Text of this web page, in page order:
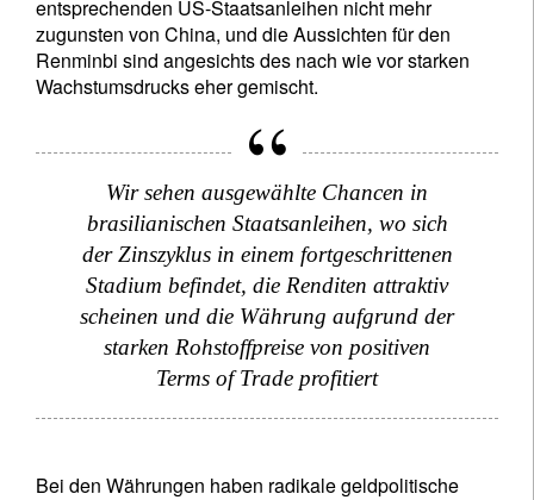
entsprechenden US-Staatsanleihen nicht mehr
zugunsten von China, und die Aussichten für den
Renminbi sind angesichts des nach wie vor starken
Wachstumsdrucks eher gemischt.
Wir sehen ausgewählte Chancen in
brasilianischen Staatsanleihen, wo sich
der Zinszyklus in einem fortgeschrittenen
Stadium befindet, die Renditen attraktiv
scheinen und die Währung aufgrund der
starken Rohstoffpreise von positiven
Terms of Trade profitiert
Bei den Währungen haben radikale geldpolitische